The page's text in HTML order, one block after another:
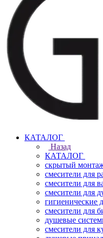
КАТАЛОГ
Назад
КАТАЛОГ
скрытый
смесители для
смесители для
смесители для
гигиенические
смесители для
душевые
смесители для